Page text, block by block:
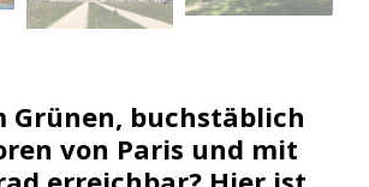
Grünen, buchstäblich
von Paris und mit